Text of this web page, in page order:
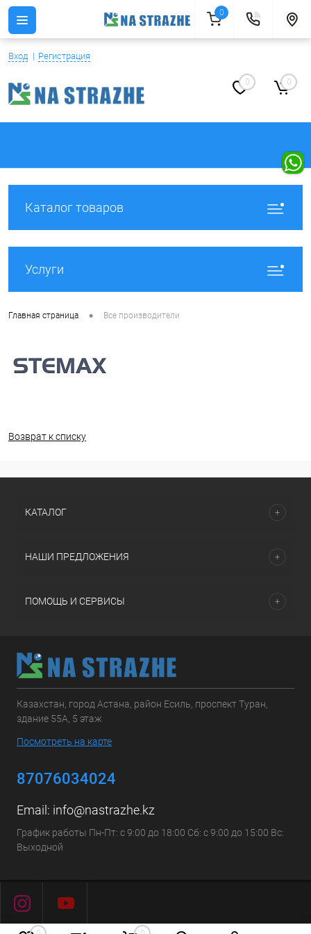
Вход Регистрация
0 0
Каталог товаров
Услуги
Главная страница • Все производители
Возврат к списку
КАТАЛОГ
НАШИ ПРЕДЛОЖЕНИЯ
ПОМОЩЬ И СЕРВИСЫ
Казахстан, город Астана, район Есиль, проспект Туран,
здание 55А, 5 этаж
Посмотреть на карте
87076034024
Email: info@nastrazhe.kz
График работы Пн-Пт: с 9:00 до 18:00 Сб: с 9:00 до 15:00 Вс:
Выходной
0